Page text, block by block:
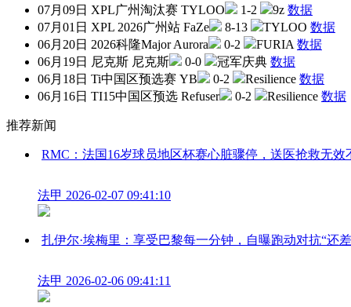
07月09日 XPL广州淘汰赛 TYLOO 1-2 9z 数据
07月01日 XPL 2026广州站 FaZe 8-13 TYLOO 数据
06月20日 2026科隆Major Aurora 0-2 FURIA 数据
06月19日 尼克斯 尼克斯 0-0 冠军庆典 数据
06月18日 Ti中国区预选赛 YB 0-2 Resilience 数据
06月16日 TI15中国区预选 Refuser 0-2 Resilience 数据
推荐新闻
RMC：法国16岁球员地区杯赛心脏骤停，送医抢救无效
法甲 2026-02-07 09:41:10
扎伊尔·埃梅里：享受巴黎每一分钟，自曝跑动对抗“还
法甲 2026-02-06 09:41:11